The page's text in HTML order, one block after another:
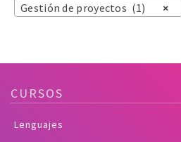
×
Gestión de proyectos (1)
CURSOS
Lenguajes